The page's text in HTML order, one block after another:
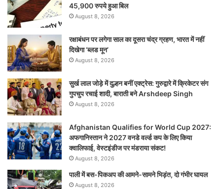
45,900 रुपये हुआ बिल
August 8, 2026
रक्षाबंधन पर लगेगा साल का दूसरा चंद्र ग्रहण, भारत में नहीं
दिखेगा ‘ब्लड मून’
August 8, 2026
सुर्ख लाल जोड़े में दुल्हन बनीं एक्ट्रेस: गुरुद्वारे में क्रिकेटर संग
गुपचुप रचाई शादी, बाराती बने Arshdeep Singh
August 8, 2026
Afghanistan Qualifies for World Cup 2027:
अफगानिस्तान ने 2027 वनडे वर्ल्ड कप के लिए किया
क्वालिफाई, वेस्टइंडीज पर मंडराया संकट!
August 8, 2026
पाली में बस-पिकअप की आमने-सामने भिड़ंत, दो गंभीर घायल
August 8, 2026